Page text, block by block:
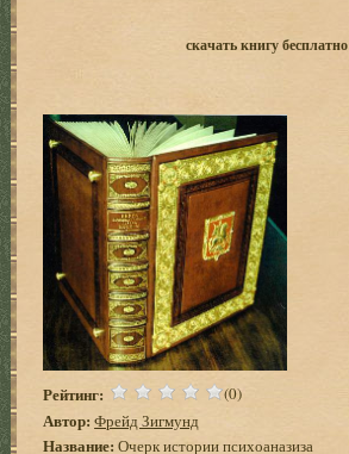
скачать книгу бесплатно
Рейтинг: (0)
Автор: Фрейд Зигмунд
Название: Очерк истории психоаназиза